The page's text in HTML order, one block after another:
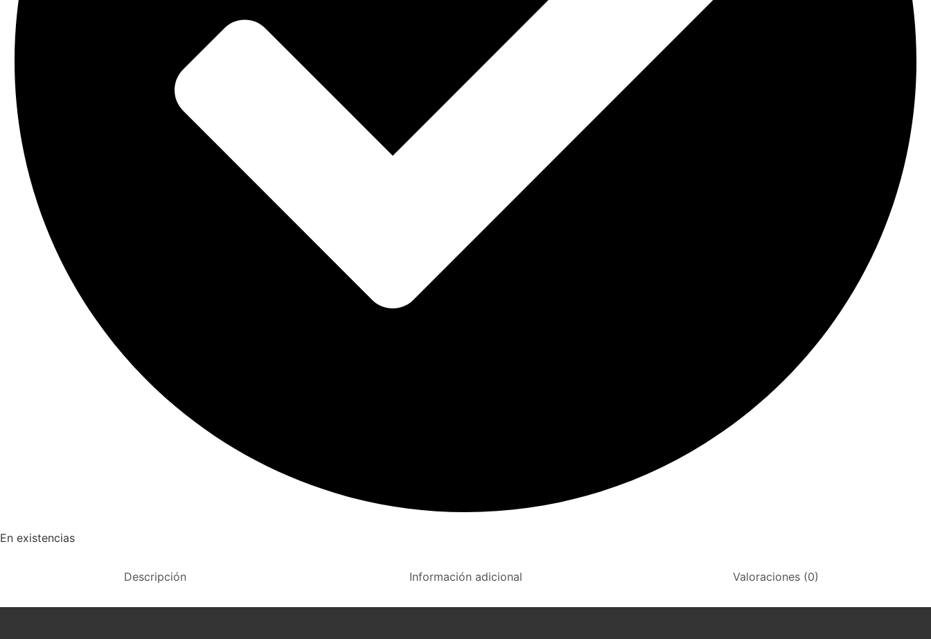
En existencias
Descripción Información adicional Valoraciones (0)